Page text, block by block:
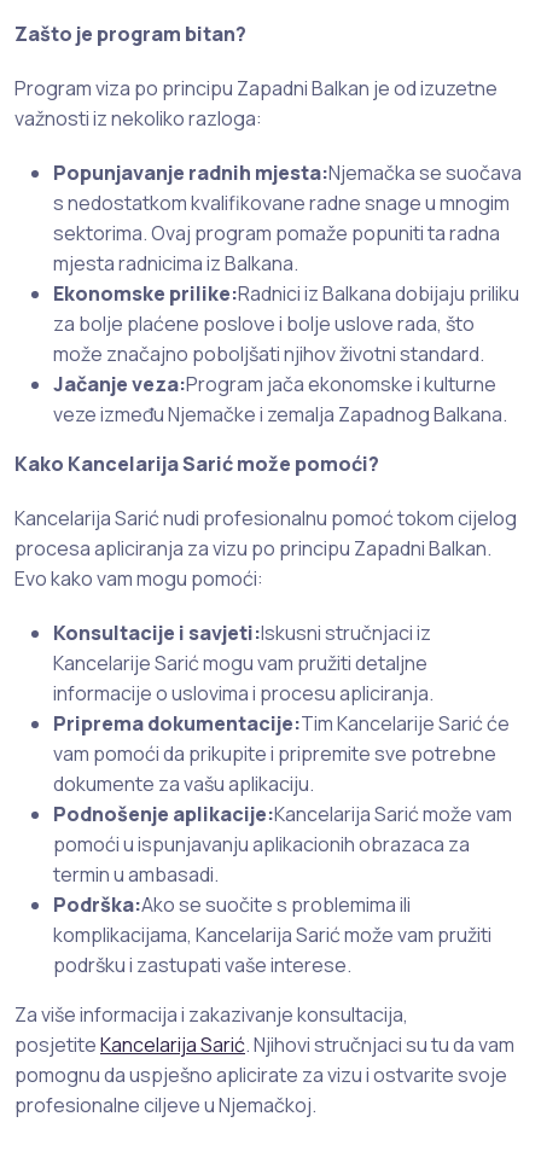
Zašto je program bitan?
Program viza po principu Zapadni Balkan je od izuzetne
važnosti iz nekoliko razloga:
Popunjavanje radnih mjesta:Njemačka se suočava
s nedostatkom kvalifikovane radne snage u mnogim
sektorima. Ovaj program pomaže popuniti ta radna
mjesta radnicima iz Balkana.
Ekonomske prilike:Radnici iz Balkana dobijaju priliku
za bolje plaćene poslove i bolje uslove rada, što
može značajno poboljšati njihov životni standard.
Jačanje veza:Program jača ekonomske i kulturne
veze između Njemačke i zemalja Zapadnog Balkana.
Kako Kancelarija Sarić može pomoći?
Kancelarija Sarić nudi profesionalnu pomoć tokom cijelog
procesa apliciranja za vizu po principu Zapadni Balkan.
Evo kako vam mogu pomoći:
Konsultacije i savjeti:Iskusni stručnjaci iz
Kancelarije Sarić mogu vam pružiti detaljne
informacije o uslovima i procesu apliciranja.
Priprema dokumentacije:Tim Kancelarije Sarić će
vam pomoći da prikupite i pripremite sve potrebne
dokumente za vašu aplikaciju.
Podnošenje aplikacije:Kancelarija Sarić može vam
pomoći u ispunjavanju aplikacionih obrazaca za
termin u ambasadi.
Podrška:Ako se suočite s problemima ili
komplikacijama, Kancelarija Sarić može vam pružiti
podršku i zastupati vaše interese.
Za više informacija i zakazivanje konsultacija,
posjetiteKancelarija Sarić. Njihovi stručnjaci su tu da vam
pomognu da uspješno aplicirate za vizu i ostvarite svoje
profesionalne ciljeve u Njemačkoj.